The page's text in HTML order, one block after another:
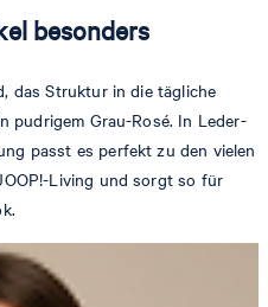
besonders
das Struktur in die tägliche
pudrigem Grau-Rosé. In Leder-
passt es perfekt zu den vielen
Living und sorgt so für